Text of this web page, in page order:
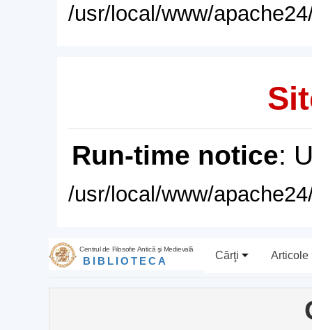
/usr/local/www/
Run-time notice:
/usr/local/www/
Centrul de Filosofie Antică şi Medievală
BIBLIOTECA Cărţi Articole